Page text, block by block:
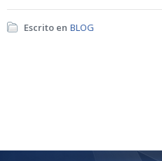
Escrito en BLOG